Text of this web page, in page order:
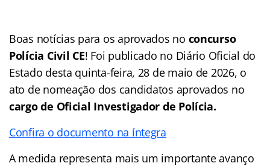
Boas notícias para os aprovados no concurso
Polícia Civil CE! Foi publicado no Diário Oficial do
Estado desta quinta-feira, 28 de maio de 2026, o
ato de nomeação dos candidatos aprovados no
cargo de Oficial Investigador de Polícia.
Confira o documento na íntegra
A medida representa mais um importante avanço